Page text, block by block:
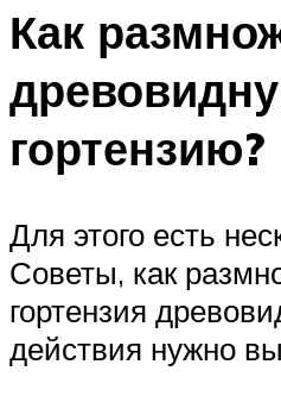
Как
гортензию?
Для этого есть
Советы, как
гортензия
действия нужно